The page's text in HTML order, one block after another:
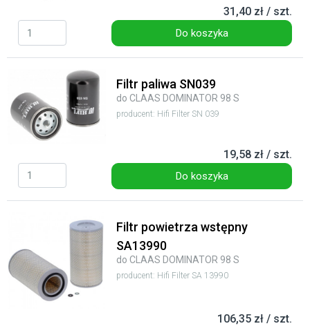
31,40 zł / szt.
Do koszyka
Filtr paliwa SN039
do CLAAS DOMINATOR 98 S
producent: Hifi Filter SN 039
19,58 zł / szt.
Do koszyka
Filtr powietrza wstępny
SA13990
do CLAAS DOMINATOR 98 S
producent: Hifi Filter SA 13990
106,35 zł / szt.